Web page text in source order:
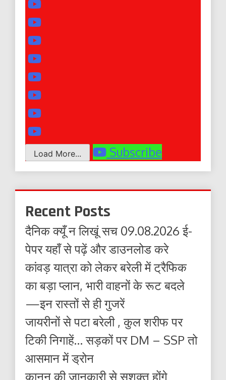
Load More... Subscribe
Recent Posts
दैनिक क्यूँ न लिखूं सच 09.08.2026 ई-
पेपर यहाँ से पढ़ें और डाउनलोड करे
कांवड़ यात्रा को लेकर बरेली में ट्रैफिक
का बड़ा प्लान, भारी वाहनों के रूट बदले
—इन रास्तों से ही गुजरें
जायरीनों से पटा बरेली , कुल शरीफ पर
टिकी निगाहें… सड़कों पर DM – SSP तो
आसमान में ड्रोन
कानून की जानकारी से सशक्त होंगे